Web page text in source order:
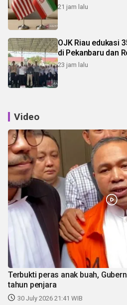
21 jam lalu
OJK Riau edukasi
di Pekanbaru dan
23 jam lalu
Video
Terbukti peras anak buah,
tahun penjara
30 July 2026 21:41 WIB